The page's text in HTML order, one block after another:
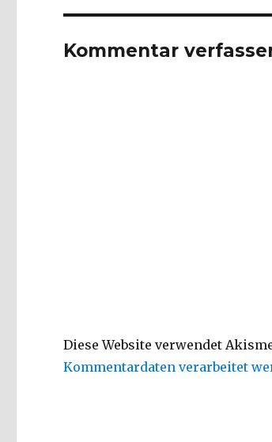
Kommentar
Diese Website verwendet
Kommentardaten verarbeitet